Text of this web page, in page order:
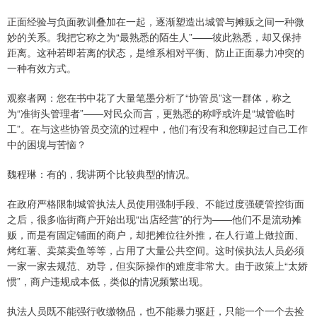
正面经验与负面教训叠加在一起，逐渐塑造出城管与摊贩之间一种微
妙的关系。我把它称之为“最熟悉的陌生人”——彼此熟悉，却又保持
距离。这种若即若离的状态，是维系相对平衡、防止正面暴力冲突的
一种有效方式。
观察者网：您在书中花了大量笔墨分析了“协管员”这一群体，称之
为“准街头管理者”——对民众而言，更熟悉的称呼或许是“城管临时
工”。在与这些协管员交流的过程中，他们有没有和您聊起过自己工作
中的困境与苦恼？
魏程琳：有的，我讲两个比较典型的情况。
在政府严格限制城管执法人员使用强制手段、不能过度强硬管控街面
之后，很多临街商户开始出现“出店经营”的行为——他们不是流动摊
贩，而是有固定铺面的商户，却把摊位往外推，在人行道上做拉面、
烤红薯、卖菜卖鱼等等，占用了大量公共空间。这时候执法人员必须
一家一家去规范、劝导，但实际操作的难度非常大。由于政策上“太娇
惯”，商户违规成本低，类似的情况频繁出现。
执法人员既不能强行收缴物品，也不能暴力驱赶，只能一个一个去捡